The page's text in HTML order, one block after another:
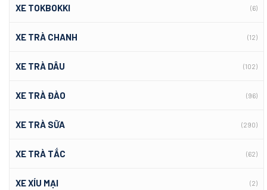
XE TOKBOKKI (6)
XE TRÀ CHANH (12)
XE TRÀ DÂU (102)
XE TRÀ ĐÀO (96)
XE TRÀ SỮA (290)
XE TRÀ TẮC (62)
XE XÍU MẠI (2)